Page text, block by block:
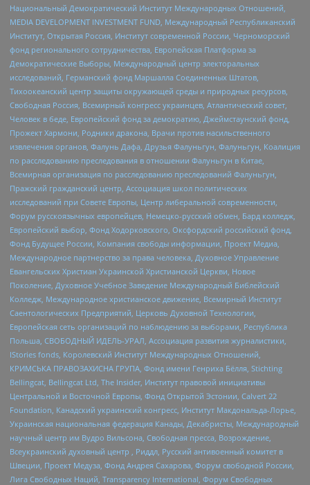
Национальный Демократический Институт Международных Отношений,
MEDIA DEVELOPMENT INVESTMENT FUND, Международный Республиканский
Институт, Открытая Россия, Институт современной России, Черноморский
фонд регионального сотрудничества, Европейская Платформа за
Демократические Выборы, Международный центр электоральных
исследований, Германский фонд Маршалла Соединенных Штатов,
Тихоокеанский центр защиты окружающей среды и природных ресурсов,
Свободная Россия, Всемирный конгресс украинцев, Атлантический совет,
Человек в беде, Европейский фонд за демократию, Джеймстаунский фонд,
Прожект Хармони, Родники дракона, Врачи против насильственного
извлечения органов, Фалунь Дафа, Друзья Фалуньгун, Фалуньгун, Коалиция
по расследованию преследования в отношении Фалуньгун в Китае,
Всемирная организация по расследованию преследований Фалуньгун,
Пражский гражданский центр, Ассоциация школ политических
исследований при Совете Европы, Центр либеральной современности,
Форум русскоязычных европейцев, Немецко-русский обмен, Бард колледж,
Европейский выбор, Фонд Ходорковского, Оксфордский российский фонд,
Фонд Будущее России, Компания свободы информации, Проект Медиа,
Международное партнерство за права человека, Духовное Управление
Евангельских Христиан Украинской Христианской Церкви, Новое
Поколение, Духовное Учебное Заведение Международный Библейский
Колледж, Международное христианское движение, Всемирный Институт
Саентологических Предприятий, Церковь Духовной Технологии,
Европейская сеть организаций по наблюдению за выборами, Республика
Польша, СВОБОДНЫЙ ИДЕЛЬ-УРАЛ, Ассоциация развития журналистики,
IStories fonds, Королевский Институт Международных Отношений,
КРИМСЬКА ПРАВОЗАХИСНА ГРУПА, Фонд имени Генриха Бёлля, Stichting
Bellingcat, Bellingcat Ltd, The Insider, Институт правовой инициативы
Центральной и Восточной Европы, Фонд Открытой Эстонии, Calvert 22
Foundation, Канадский украинский конгресс, Институт Макдональда-Лорье,
Украинская национальная федерация Канады, Декабристы, Международный
научный центр им Вудро Вильсона, Свободная пресса, Возрождение,
Всеукраинский духовный центр , Риддл, Русский антивоенный комитет в
Швеции, Проект Медуза, Фонд Андрея Сахарова, Форум свободной России,
Лига Свободных Наций, Transparеncy International, Форум Свободных